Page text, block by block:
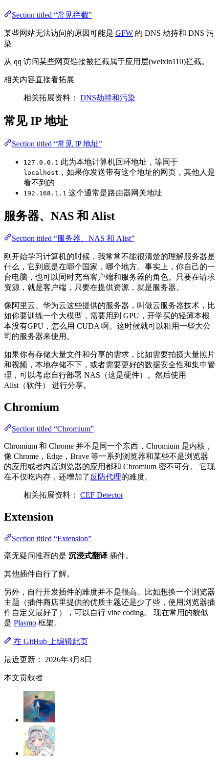
Section titled “常见拦截”
某些网站无法访问的原因可能是 GFW 的 DNS 劫持和 DNS 污
染
从 qq 访问某些网页链接被拦截属于应用层(weixin110)拦截。
相关内容直接看拓展
相关拓展资料： DNS劫持和污染
常见 IP 地址
Section titled “常见 IP 地址”
127.0.0.1 此为本地计算机回环地址，等同于
localhost ，如果你发送带有这个地址的网页，其他人是
看不到的
192.168.1.1 这个通常是路由器网关地址
服务器、NAS 和 Alist
Section titled “服务器、NAS 和 Alist”
刚开始学习计算机的时候，我常常不能很清楚的理解服务器是
什么，它到底是在哪个国家，哪个地方。事实上，你自己的一
台电脑，也可以同时充当客户端和服务器的角色。只要在请求
资源，就是客户端，只要在提供资源，就是服务器。
像阿里云、华为云这些提供的服务器，叫做云服务器技术，比
如你要训练一个大模型，需要用到 GPU，开学买的轻薄本根
本没有GPU，怎么用 CUDA 啊。这时候就可以租用一些大公
司的服务器来使用。
如果你有存储大量文件和分享的需求，比如需要拍摄大量照片
和视频，本地存储不下，或者需要更好的数据安全性和集中管
理，可以考虑自行部署 NAS（这是硬件）。然后使用
Alist（软件） 进行分享。
Chromium
Section titled “Chromium”
Chromium 和 Chrome 并不是同一个东西，Chromium 是内核，
像 Chrome，Edge，Brave 等一系列浏览器和某些不是浏览器
的应用或者内置浏览器的应用都和 Chromium 密不可分。 它现
在不仅吃内存，还增加了 反防代理的难度。
相关拓展资料： CEF Detector
Extension
Section titled “Extension”
毫无疑问推荐的是 沉浸式翻译 插件。
其他插件自行了解。
另外，自行开发插件的难度并不是很高。比如想换一个浏览器
主题（插件商店里提供的优质主题还是少了些，使用浏览器插
件自定义最好了），可以自行 vibe coding。 现在常用的貌似
是 Plasmo 框架。
在 GitHub 上编辑此页
最近更新： 2026年3月8日
本文贡献者